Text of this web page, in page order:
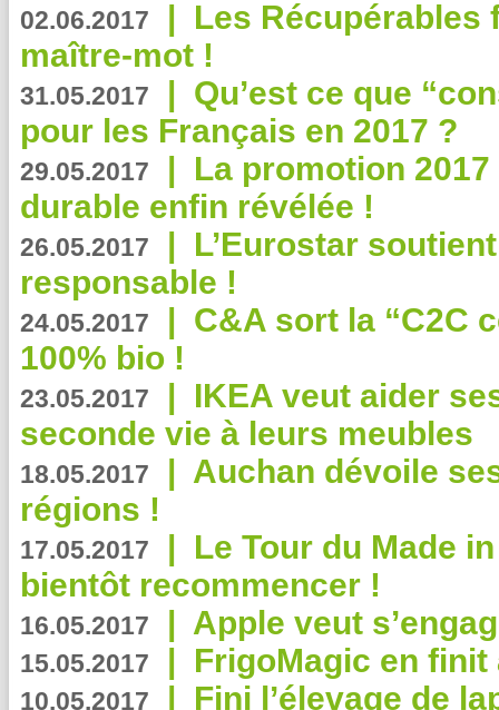
02.06.2017 | Les Récupérables
maître-mot !
31.05.2017 | Qu’est ce que
pour les Français en 2017 ?
29.05.2017 | La promotion
durable enfin révélée !
26.05.2017 | L’Eurostar
responsable !
24.05.2017 | C&A sort la “C2C
100% bio !
23.05.2017 | IKEA veut aider
seconde vie à leurs meubles
18.05.2017 | Auchan dévoile
régions !
17.05.2017 | Le Tour du Made
bientôt recommencer !
16.05.2017 | Apple veut
15.05.2017 | FrigoMagic en
10.05.2017 | Fini l’élevage de